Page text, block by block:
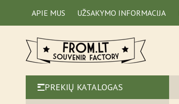
APIE MUS UŽSAKYMO INFORMACIJA
PREKIŲ KATALOGAS